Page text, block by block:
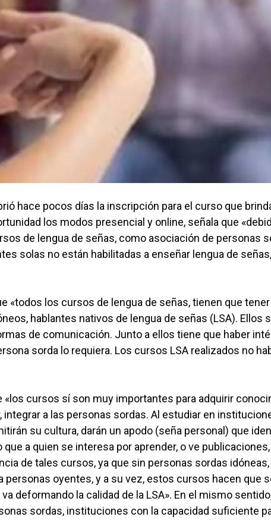
hace pocos días la inscripción para el curso que
los modos presencial y online, señala que
de lengua de señas, como asociación de personas
solas no están habilitadas a enseñar lengua de
«todos los cursos de lengua de señas, tienen que
hablantes nativos de lengua de señas (LSA). Ellos
de comunicación. Junto a ellos tiene que haber
sorda lo requiera. Los cursos LSA realizados no
«los cursos sí son muy importantes para adquirir
integrar a las personas sordas. Al estudiar en
su cultura, darán un apodo (seña personal) que
que a quien se interesa por aprender, o ve
de tales cursos, ya que sin personas sordas idóneas,
personas oyentes, y a su vez, estos cursos hacen que
deformando la calidad de la LSA». En el mismo
sordas, instituciones con la capacidad suficiente